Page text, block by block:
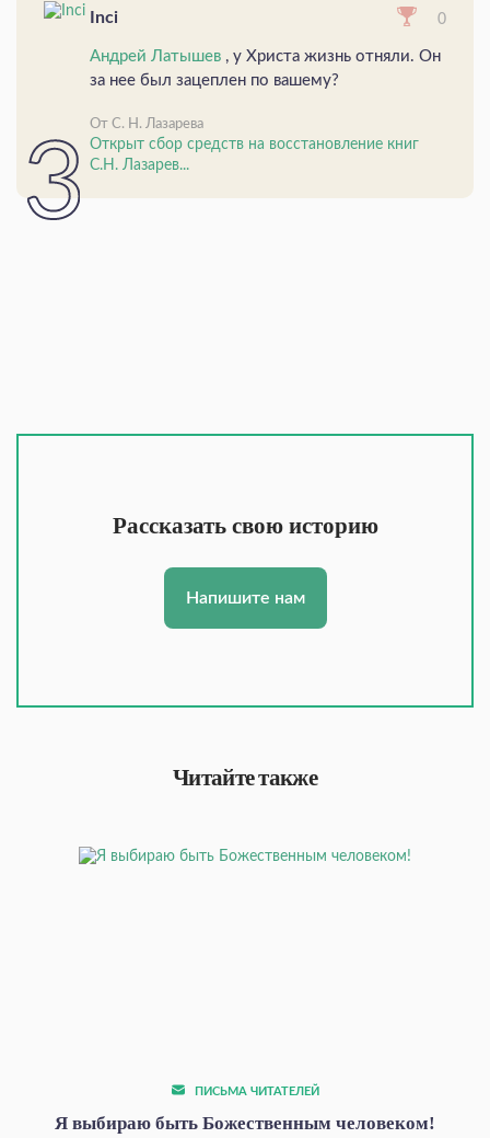
Inci 0
Андрей Латышев , у Христа жизнь отняли. Он
за нее был зацеплен по вашему?
От С. Н. Лазарева
Открыт сбор средств на восстановление книг
С.Н. Лазарев...
Рассказать свою историю
Напишите нам
Читайте также
ПИСЬМА ЧИТАТЕЛЕЙ
Я выбираю быть Божественным человеком!